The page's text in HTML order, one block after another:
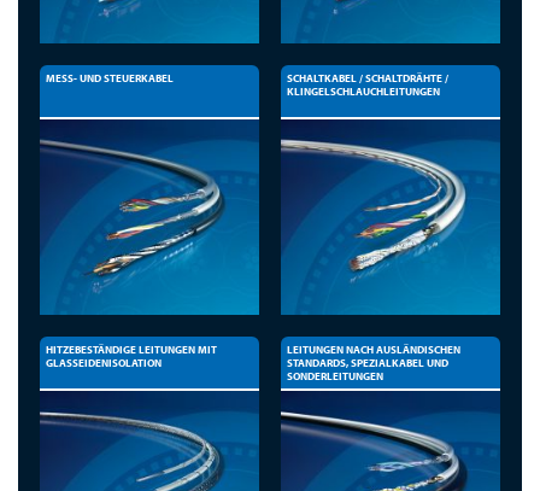
MESS- UND STEUERKABEL
SCHALTKABEL / SCHALTDRÄHTE /
KLINGELSCHLAUCHLEITUNGEN
HITZEBESTÄNDIGE LEITUNGEN MIT
GLASSEIDENISOLATION
LEITUNGEN NACH AUSLÄNDISCHEN
STANDARDS, SPEZIALKABEL UND
SONDERLEITUNGEN